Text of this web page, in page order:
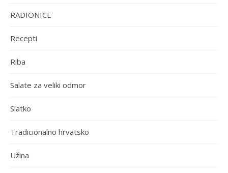
RADIONICE
Recepti
Riba
Salate za veliki odmor
Slatko
Tradicionalno hrvatsko
Užina